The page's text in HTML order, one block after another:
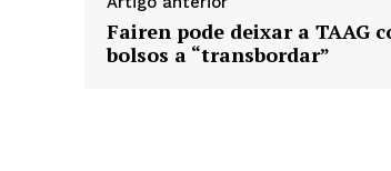
Fairen pode deixar a TAAG
bolsos a “transbordar”